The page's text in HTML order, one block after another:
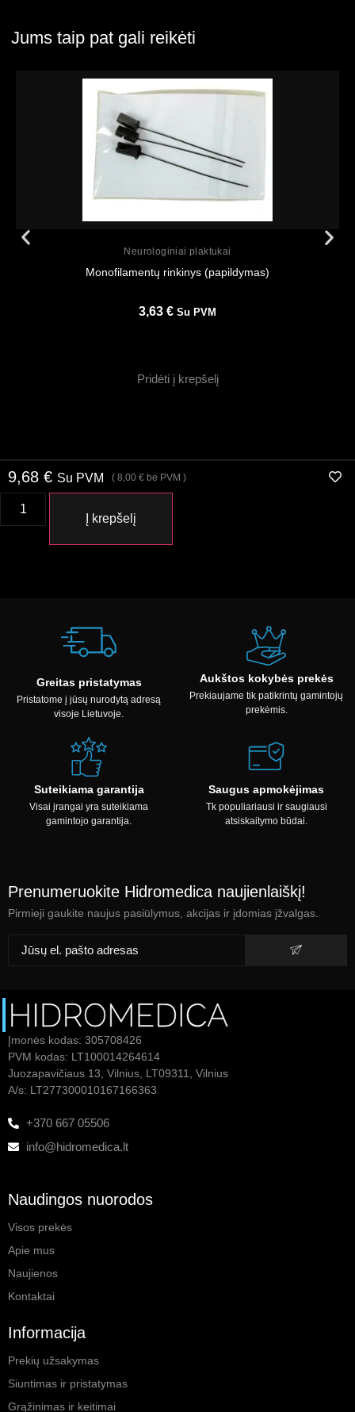
Jums taip pat gali reikėti
Neurologiniai plaktukai
Monofilamentų rinkinys (papildymas)
3,63 € Su PVM
Pridėti į krepšelį
9,68 € Su PVM ( 8,00 € be PVM )
Į krepšelį
Greitas pristatymas
Pristatome į jūsų nurodytą adresą
visoje Lietuvoje.
Aukštos kokybės prekės
Prekiaujame tik patikrintų gamintojų
prekėmis.
Suteikiama garantija
Visai įrangai yra suteikiama
gamintojo garantija.
Saugus apmokėjimas
Tk populiariausi ir saugiausi
atsiskaitymo būdai.
Prenumeruokite Hidromedica naujienlaiškį!
Pirmieji gaukite naujus pasiūlymus, akcijas ir įdomias įžvalgas.
Įmonės kodas: 305708426
PVM kodas: LT100014264614
Juozapavičiaus 13, Vilnius, LT09311, Vilnius
A/s: LT277300010167166363
+370 667 05506
info@hidromedica.lt
Naudingos nuorodos
Visos prekės
Apie mus
Naujienos
Kontaktai
Informacija
Prekių užsakymas
Siuntimas ir pristatymas
Grąžinimas ir keitimai